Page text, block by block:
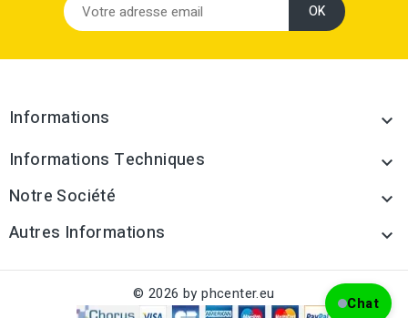
Informations 
Informations Techniques 
Notre Société 
Autres Informations 
Chat
© 2026 by phcenter.eu